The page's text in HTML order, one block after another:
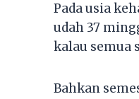
Pada usia
udah 37
kalau semua
Bahkan